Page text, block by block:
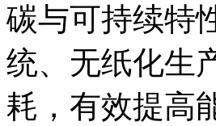
碳与可持续特
统、无纸化生
耗，有效提高